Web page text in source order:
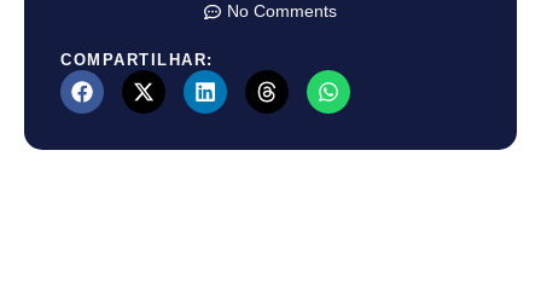
No Comments
COMPARTILHAR: